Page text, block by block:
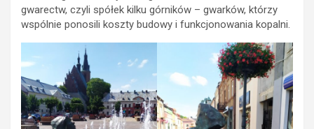
gwarectw, czyli spółek kilku górników – gwarków, którzy
wspólnie ponosili koszty budowy i funkcjonowania kopalni.